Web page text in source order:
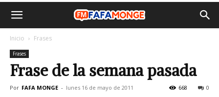
Inicio Frases
Frases
Frase de la semana pasada
Por FAFA MONGE - lunes 16 de mayo de 2011 0
668